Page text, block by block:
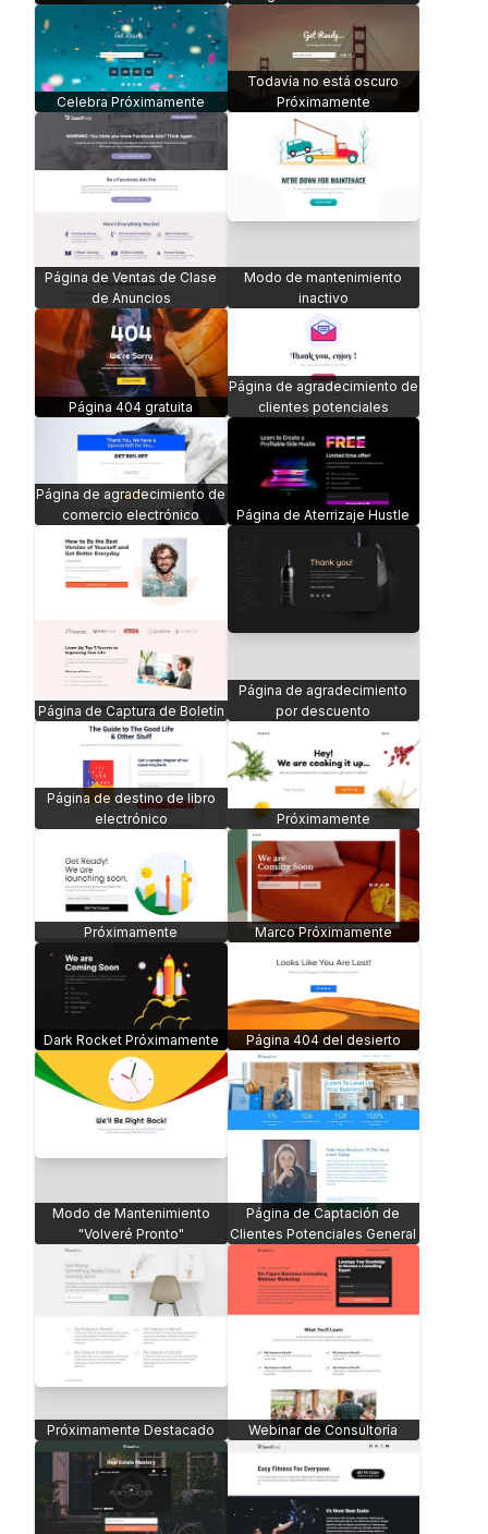
Celebra Próximamente
Todavía no está oscuro
Próximamente
Página de Ventas de Clase
de Anuncios
Modo de mantenimiento
inactivo
Página 404 gratuita
Página de agradecimiento de
clientes potenciales
Página de agradecimiento de
comercio electrónico
Página de Aterrizaje Hustle
Página de Captura de Boletín
Página de agradecimiento
por descuento
Página de destino de libro
electrónico
Próximamente
Próximamente Marco Próximamente
Dark Rocket Próximamente Página 404 del desierto
Modo de Mantenimiento
"Volveré Pronto"
Página de Captación de
Clientes Potenciales General
Próximamente Destacado Webinar de Consultoría